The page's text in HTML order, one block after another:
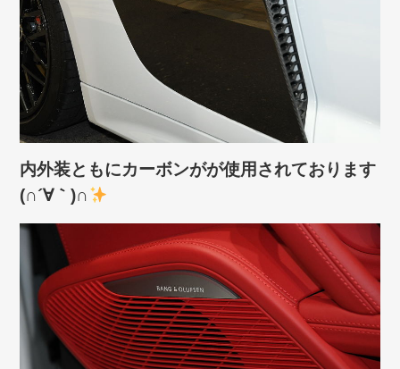
内外装ともにカーボンがが使用されております
(∩´∀｀)∩